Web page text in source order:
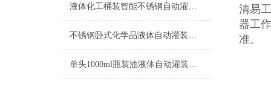
液体化工桶装智能不锈钢自动灌装机操作简单
不锈钢卧式化学品液体自动灌装机操作简单
单头1000ml瓶装油液体自动灌装机参数
清易
器工
准。